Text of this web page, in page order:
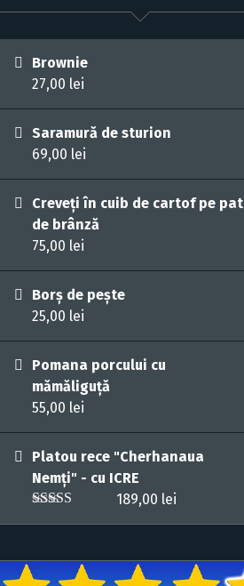
Brownie
27,00 lei
Saramură de sturion
69,00 lei
Creveți în cuib de cartof pe pat
de brânză
75,00 lei
Borș de pește
25,00 lei
Pomana porcului cu
mămăliguță
55,00 lei
Platou rece "Cherhanaua
Nemți" - cu ICRE
189,00 lei